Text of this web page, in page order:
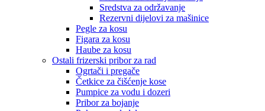
Sredstva za održavanje
Rezervni dijelovi za mašinice
Pegle za kosu
Figara za kosu
Haube za kosu
Ostali frizerski pribor za rad
Ogrtači i pregače
Četkice za čišćenje kose
Pumpice za vodu i dozeri
Pribor za bojanje